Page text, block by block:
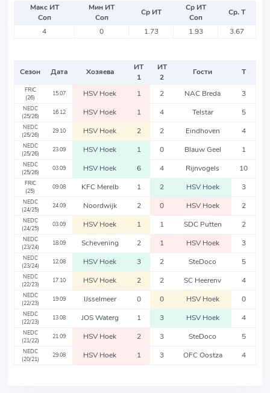
Макс ИТ
Соп
Мин ИТ
Соп
Ср ИТ
Ср ИТ
Соп
Ср. Т
4
0 1.73 1.93 3.67
Сезон Дата Хозяева
ИТ
1
ИТ
2
Гости Т
FRIC
(26)
15.07 HSV Hoek 1 2 NAC Breda 3
NEDC
(25/26)
16.12 HSV Hoek 1 4 Telstar 5
NEDC
(25/26)
29.10 HSV Hoek 2 2 Eindhoven 4
NEDC
(25/26)
23.09 HSV Hoek 1 0 Blauw Geel 1
NEDC
(25/26)
03.09 HSV Hoek 6 4 Rijnvogels 10
FRIC
(25)
09.08 KFC Merelb 1 2 HSV Hoek 3
NEDC
(24/25)
24.09 Noordwijk 2 0 HSV Hoek 2
NEDC
(24/25)
03.09 HSV Hoek 1 1 SDC Putten 2
NEDC
(23/24)
18.09 Schevening 2 1 HSV Hoek 3
NEDC
(23/24)
12.08 HSV Hoek 3 2 SteDoco 5
NEDC
(22/23)
17.10 HSV Hoek 2 2 SC Heerenv 4
NEDC
(22/23)
19.09 IJsselmeer 0 0 HSV Hoek 0
NEDC
(22/23)
13.08 JOS Waterg 1 3 HSV Hoek 4
NEDC
(21/22)
21.09 HSV Hoek 2 3 SteDoco 5
NEDC
(20/21)
29.08 HSV Hoek 1 3 OFC Oostza 4